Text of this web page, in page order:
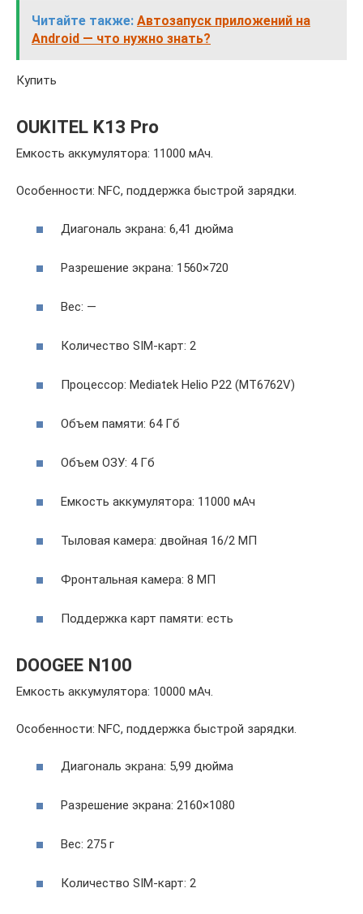
Читайте также: Автозапуск приложений на
Android — что нужно знать?
Купить
OUKITEL K13 Pro
Емкость аккумулятора: 11000 мАч.
Особенности: NFC, поддержка быстрой зарядки.
Диагональ экрана: 6,41 дюйма
Разрешение экрана: 1560×720
Вес: —
Количество SIM-карт: 2
Процессор: Mediatek Helio P22 (MT6762V)
Объем памяти: 64 Гб
Объем ОЗУ: 4 Гб
Емкость аккумулятора: 11000 мАч
Тыловая камера: двойная 16/2 МП
Фронтальная камера: 8 МП
Поддержка карт памяти: есть
DOOGEE N100
Емкость аккумулятора: 10000 мАч.
Особенности: NFC, поддержка быстрой зарядки.
Диагональ экрана: 5,99 дюйма
Разрешение экрана: 2160×1080
Вес: 275 г
Количество SIM-карт: 2